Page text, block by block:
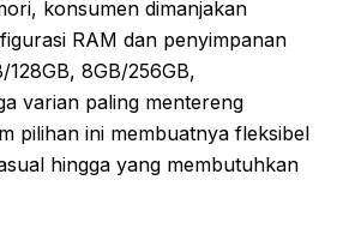
konsumen dimanjakan
RAM dan penyimpanan
8GB/256GB,
varian paling mentereng
pilihan ini membuatnya fleksibel
hingga yang membutuhkan